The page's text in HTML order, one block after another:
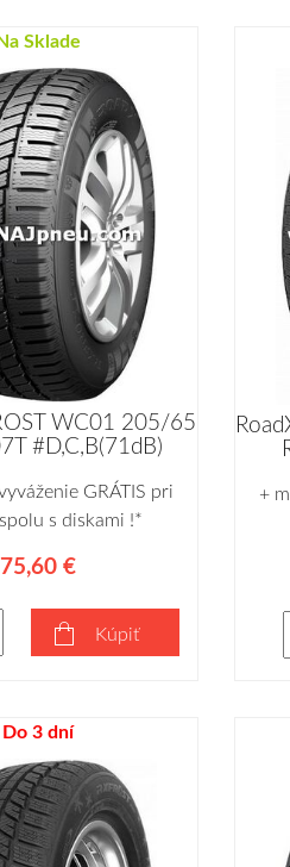
Na Sklade
WC01 205/65
#D,C,B(71dB)
GRÁTIS pri
s diskami !*
75,60 €
Kúpiť
+
Do 3 dní